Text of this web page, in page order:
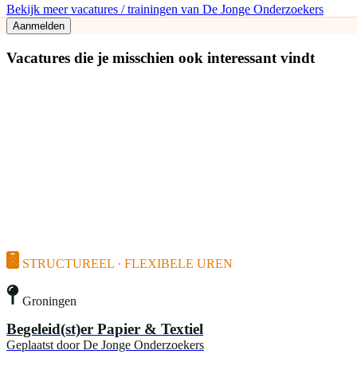
Bekijk meer vacatures / trainingen van De Jonge Onderzoekers
Aanmelden
Vacatures die je misschien ook interessant vindt
STRUCTUREEL · FLEXIBELE UREN
Groningen
Begeleid(st)er Papier & Textiel
Geplaatst door De Jonge Onderzoekers